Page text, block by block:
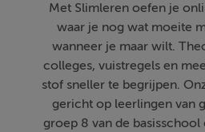
Met Slimleren oefen je
waar je nog wat moeite
wanneer je maar wilt.
colleges, vuistregels en
stof sneller te begrijpen.
gericht op leerlingen van
groep 8 van de basisschool